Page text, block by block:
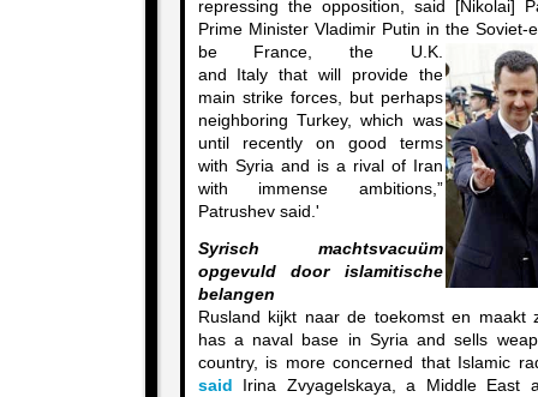
repressing the opposition, said [Nikolai]
Prime Minister Vladimir Putin in the Soviet-
be France, the U.K.
and Italy that will provide the
main strike forces, but perhaps
neighboring Turkey, which was
until recently on good terms
with Syria and is a rival of Iran
with immense ambitions,”
Patrushev said.'
Syrisch machtsvacuüm
opgevuld door islamitische
belangen
Rusland kijkt naar de toekomst en maakt
has a naval base in Syria and sells
country, is more concerned that Islamic
said
Irina Zvyagelskaya, a Middle East